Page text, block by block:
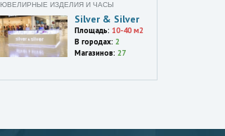
ЮВЕЛИРНЫЕ ИЗДЕЛИЯ И ЧАСЫ
Silver & Silver
Площадь: 10-40 м2
В городах: 2
Магазинов: 27